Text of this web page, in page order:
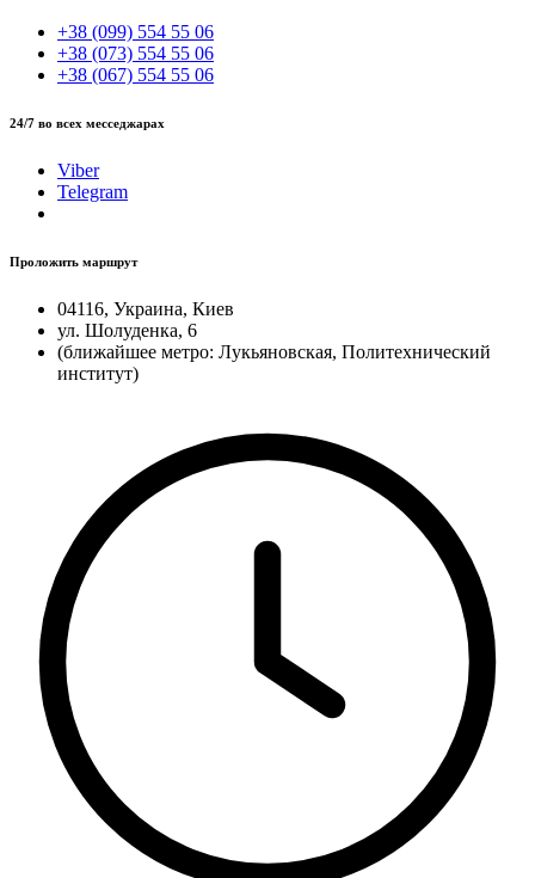
+38 (099) 554 55 06
+38 (073) 554 55 06
+38 (067) 554 55 06
24/7 во всех месседжарах
Viber
Telegram
Проложить маршрут
04116, Украина, Киев
ул. Шолуденка, 6
(ближайшее метро: Лукьяновская, Политехнический
институт)